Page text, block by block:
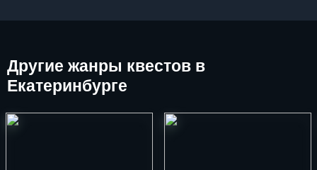
Другие жанры квестов в
Екатеринбурге